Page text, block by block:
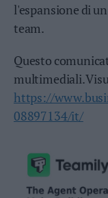
Lavis
Valle
dei
Laghi
Valsugana
–
Vallagarina
Non
–
l'espansione di
team.
Questo
multimediali.
https://
08897134/it/